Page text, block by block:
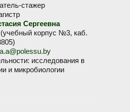
стажер
Сергеевна
корпус №3, каб.
исследования в
и микробиологии